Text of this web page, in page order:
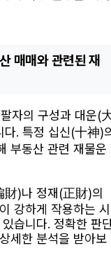
매매와 관련된 재
자의 구성과 대운(
. 특정 십신(十神)
부동산 관련 재물운
財)나 정재(正財)의
강하게 작용하는 시
습니다. 정확한 판
세한 분석을 받아보